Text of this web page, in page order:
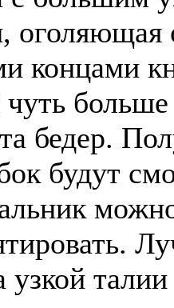
концами
чуть
бедер.
будут
узкой